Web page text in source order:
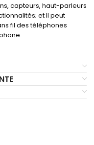
capteurs, haut-parleurs
et Il peut
fil des téléphones